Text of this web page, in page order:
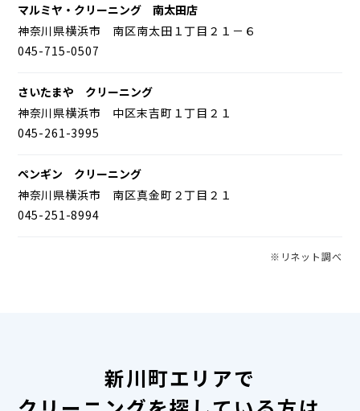
マルミヤ・クリーニング 南太田店
神奈川県横浜市 南区南太田１丁目２１－６
045-715-0507
さいたまや クリーニング
神奈川県横浜市 中区末吉町１丁目２１
045-261-3995
ペンギン クリーニング
神奈川県横浜市 南区真金町２丁目２１
045-251-8994
※リネット調べ
新川町エリアで